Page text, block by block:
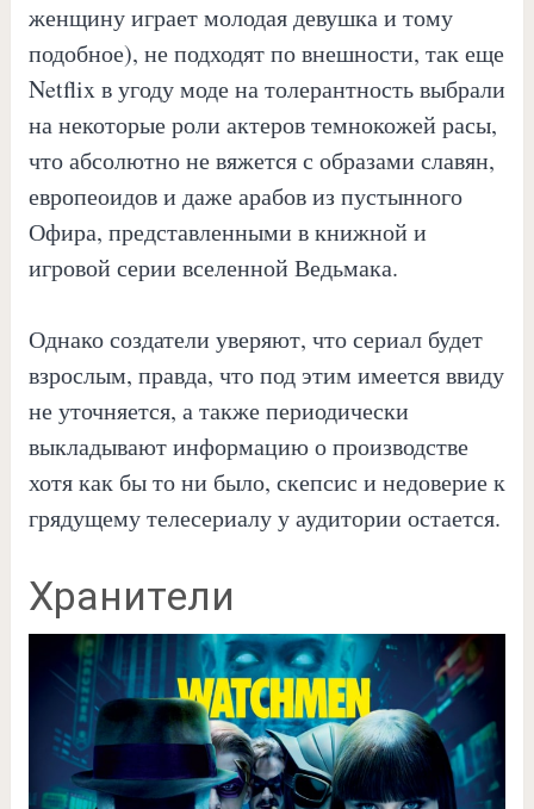
женщину играет молодая девушка и тому
подобное), не подходят по внешности, так еще
Netflix в угоду моде на толерантность выбрали
на некоторые роли актеров темнокожей расы,
что абсолютно не вяжется с образами славян,
европеоидов и даже арабов из пустынного
Офира, представленными в книжной и
игровой серии вселенной Ведьмака.
Однако создатели уверяют, что сериал будет
взрослым, правда, что под этим имеется ввиду
не уточняется, а также периодически
выкладывают информацию о производстве
хотя как бы то ни было, скепсис и недоверие к
грядущему телесериалу у аудитории остается.
Хранители